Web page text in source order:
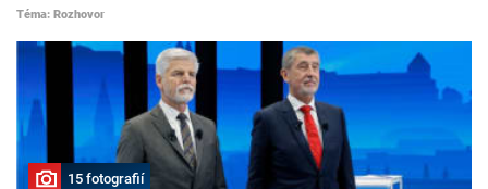
Téma: Rozhovor
15 fotografií